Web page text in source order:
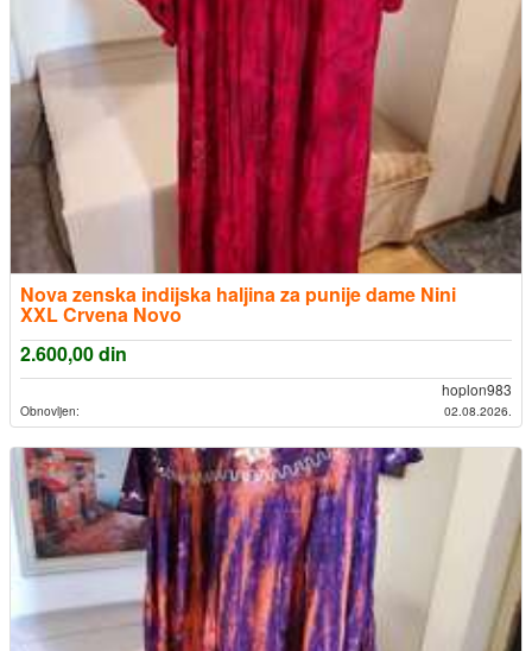
Nova zenska indijska haljina za punije dame Nini
XXL Crvena Novo
2.600,00din
hoplon983
Obnovljen: 02.08.2026.